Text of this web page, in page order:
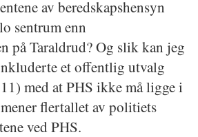
av beredskapshensyn
sentrum enn
på Taraldrud? Og slik kan jeg
et offentlig utvalg
med at PHS ikke må ligge i
flertallet av politiets
ved PHS.